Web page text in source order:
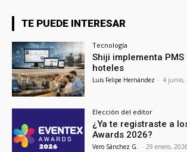
TE PUEDE INTERESAR
Tecnología
Shiji implementa
hoteles
Luis Felipe Hernández - 4 junio,
Elección del editor
¿Ya te registraste a
Awards 2026?
Vero Sánchez G. - 29 enero, 2026